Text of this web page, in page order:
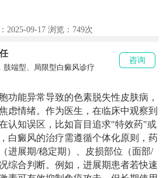
2025-09-17 浏览： 749次
肢端型、局限型白癜风诊疗
咨询
功能异常导致的色素脱失性皮肤病，
虑情绪。作为医生，在临床中观察到
认知误区，比如盲目追求"特效药"或
白癜风的治疗需遵循个体化原则，药
进展期/稳定期）、皮损部位（面部/
综合判断。例如，进展期患者若快速